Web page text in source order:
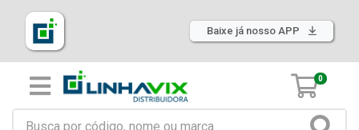
Baixe já nosso APP
0